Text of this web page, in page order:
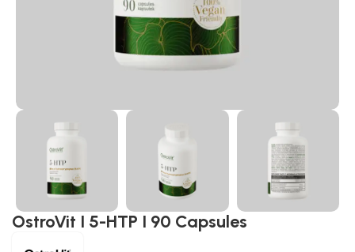
OstroVit I 5-HTP I 90 Capsules